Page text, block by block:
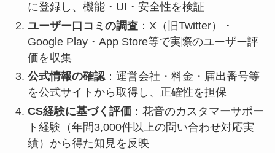
に登録し、機能・UI・安全性を検証
ユーザー口コミの調査：X（旧Twitter）・
Google Play・App Store等で実際のユーザー評
価を収集
公式情報の確認：運営会社・料金・届出番号等
を公式サイトから取得し、正確性を担保
CS経験に基づく評価：花音のカスタマーサポー
ト経験（年間3,000件以上の問い合わせ対応実
績）から得た知見を反映